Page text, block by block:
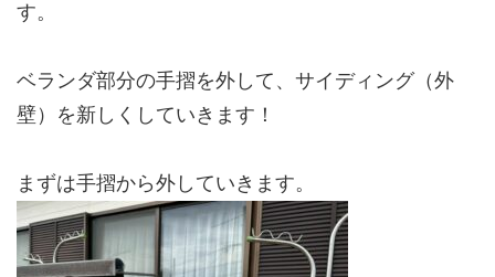
す。
ベランダ部分の手摺を外して、サイディング（外
壁）を新しくしていきます！
まずは手摺から外していきます。